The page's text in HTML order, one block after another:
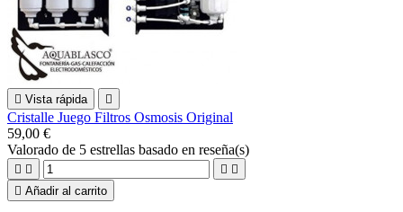
 Vista rápida 
Cristalle Juego Filtros Osmosis Original
59,00 €
Valorado de 5 estrellas basado en reseña(s)
   
 Añadir al carrito